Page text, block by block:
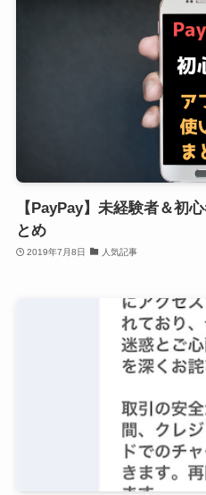
【PayPay】未経験者＆初
とめ
2019年7月8日 人気記事